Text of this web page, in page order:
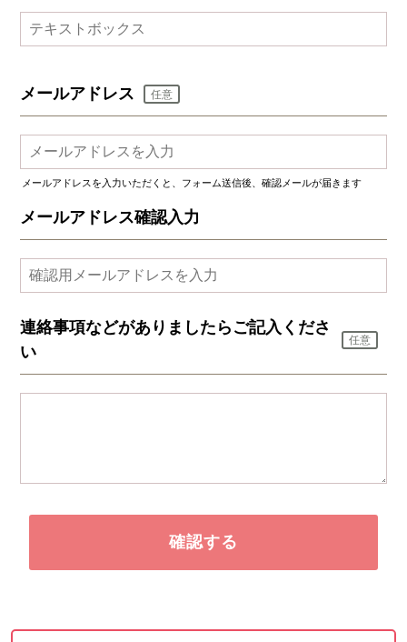
メールアドレス 任意
メールアドレスを入力いただくと、フォーム送信後、確認メールが届きます
メールアドレス確認入力
連絡事項などがありましたらご記入くださ
い
任意